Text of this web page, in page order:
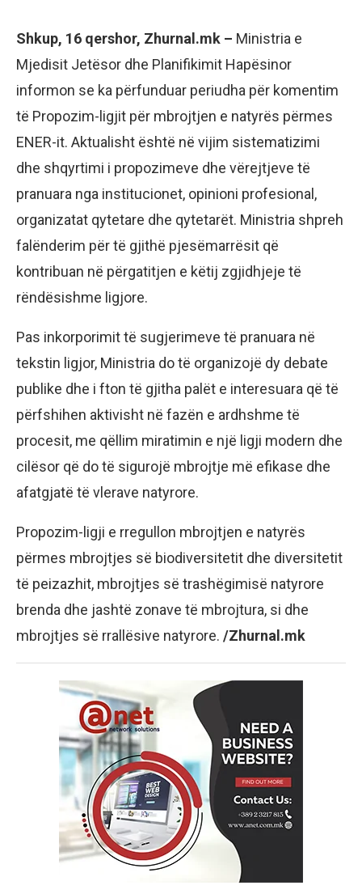
Shkup, 16 qershor, Zhurnal.mk – Ministria e
Mjedisit Jetësor dhe Planifikimit Hapësinor
informon se ka përfunduar periudha për komentim
të Propozim-ligjit për mbrojtjen e natyrës përmes
ENER-it. Aktualisht është në vijim sistematizimi
dhe shqyrtimi i propozimeve dhe vërejtjeve të
pranuara nga institucionet, opinioni profesional,
organizatat qytetare dhe qytetarët. Ministria shpreh
falënderim për të gjithë pjesëmarrësit që
kontribuan në përgatitjen e këtij zgjidhjeje të
rëndësishme ligjore.
Pas inkorporimit të sugjerimeve të pranuara në
tekstin ligjor, Ministria do të organizojë dy debate
publike dhe i fton të gjitha palët e interesuara që të
përfshihen aktivisht në fazën e ardhshme të
procesit, me qëllim miratimin e një ligji modern dhe
cilësor që do të sigurojë mbrojtje më efikase dhe
afatgjatë të vlerave natyrore.
Propozim-ligji e rregullon mbrojtjen e natyrës
përmes mbrojtjes së biodiversitetit dhe diversitetit
të peizazhit, mbrojtjes së trashëgimisë natyrore
brenda dhe jashtë zonave të mbrojtura, si dhe
mbrojtjes së rrallësive natyrore. /Zhurnal.mk